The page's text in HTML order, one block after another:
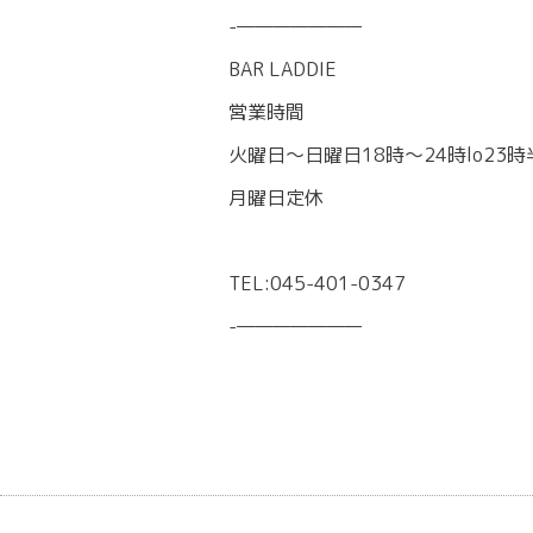
-———————
BAR LADDIE
営業時間
火曜日〜日曜日18時〜24時lo23時
月曜日定休
TEL:045-401-0347
-———————